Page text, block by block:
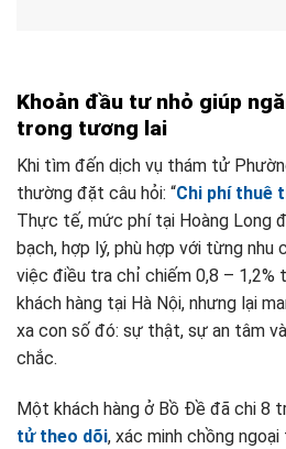
Khoản đầu tư nhỏ giúp
trong tương lai
Khi tìm đến dịch vụ thám tử
thường đặt câu hỏi: “Chi phí thuê
Thực tế, mức phí tại Hoàng Long
bạch, hợp lý, phù hợp với từng nhu
việc điều tra chỉ chiếm 0,8 – 1,2%
khách hàng tại Hà Nội, nhưng lại
xa con số đó: sự thật, sự an tâm
chắc.
Một khách hàng ở Bồ Đề đã chi 8
tử theo dõi, xác minh chồng